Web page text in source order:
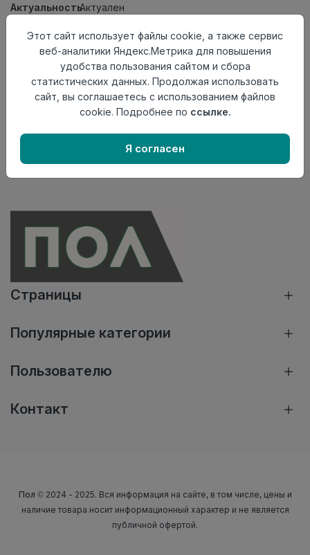
АктуальностьАктуален
Осталось58 шт
Добавить в корзину
Внимание! Внешний вид товара может отличаться от
представленного на настоящем сайте. Проверяйте
в момент приобретения товара.
Страницы
Популярные категории
Пользователю
Контакт
Пол © 2024 - 2025. Вся информация на сайте, в том числе, цены и
наличие товара носит информационный характер и не является
публичной офертой.
Этот сайт использует файлы cookie, а также сервис
веб-аналитики Яндекс.Метрика для повышения
удобства пользования сайтом и сбора
статистических данных. Продолжая использовать
сайт, вы соглашаетесь с использованием файлов
cookie. Подробнее по ссылке.
Я согласен